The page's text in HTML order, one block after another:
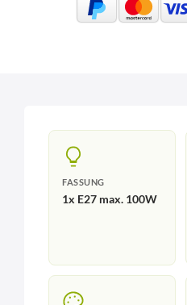
FASSUNG
1x E27 max. 100W